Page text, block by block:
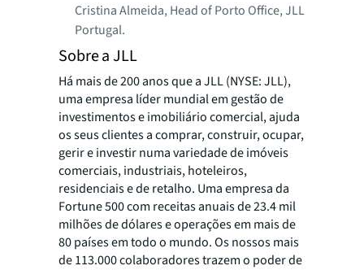
Cristina Almeida, Head of Porto Office, JLL
Portugal.
Sobre a JLL
Há mais de 200 anos que a JLL (NYSE: JLL),
uma empresa líder mundial em gestão de
investimentos e imobiliário comercial, ajuda
os seus clientes a comprar, construir, ocupar,
gerir e investir numa variedade de imóveis
comerciais, industriais, hoteleiros,
residenciais e de retalho. Uma empresa da
Fortune 500 com receitas anuais de 23.4 mil
milhões de dólares e operações em mais de
80 países em todo o mundo. Os nossos mais
de 113.000 colaboradores trazem o poder de